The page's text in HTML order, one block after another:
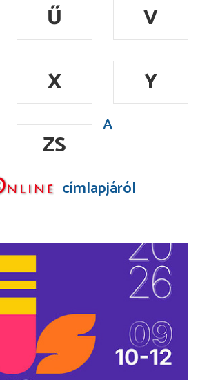
Ű
V
X
Y
ZS
A
címlapjáról